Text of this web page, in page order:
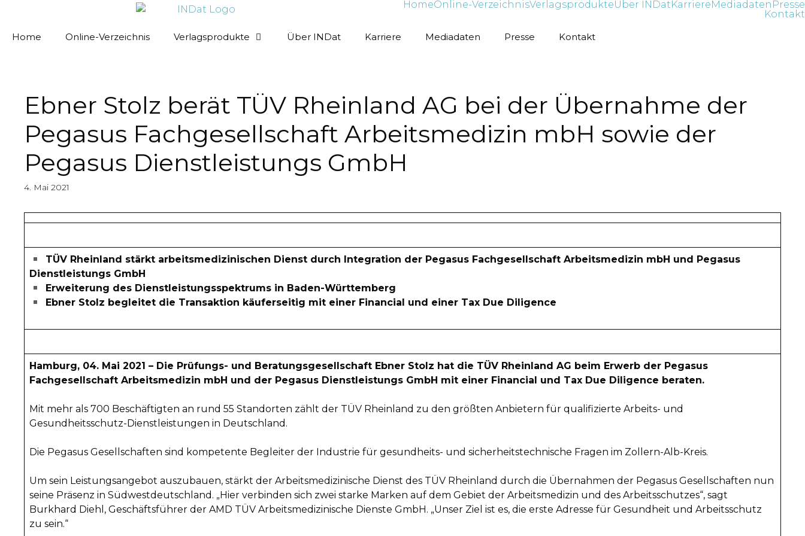
HomeOnline-VerzeichnisVerlagsprodukteÜber INDatKarriereMediadaten Presse
Kontakt
Home
Online-Verzeichnis Verlagsprodukte Über INDat Karriere Mediadaten Presse Kontakt
Ebner Stolz berät TÜV Rheinland AG bei der Übernahme der
Pegasus Fachgesellschaft Arbeitsmedizin mbH sowie der
Pegasus Dienstleistungs GmbH
4. Mai 2021
TÜV Rheinland stärkt arbeitsmedizinischen Dienst durch Integration der Pegasus Fachgesellschaft Arbeitsmedizin mbH und Pegasus
Dienstleistungs GmbH
Erweiterung des Dienstleistungsspektrums in Baden-Württemberg
Ebner Stolz begleitet die Transaktion käuferseitig mit einer Financial und einer Tax Due Diligence
Hamburg, 04. Mai 2021 – Die Prüfungs- und Beratungsgesellschaft Ebner Stolz hat die TÜV Rheinland AG beim Erwerb der Pegasus
Fachgesellschaft Arbeitsmedizin mbH und der Pegasus Dienstleistungs GmbH mit einer Financial und Tax Due Diligence beraten.
Mit mehr als 700 Beschäftigten an rund 55 Standorten zählt der TÜV Rheinland zu den größten Anbietern für qualifizierte Arbeits- und
Gesundheitsschutz-Dienstleistungen in Deutschland.
Die Pegasus Gesellschaften sind kompetente Begleiter der Industrie für gesundheits- und sicherheitstechnische Fragen im Zollern-Alb-Kreis.
Um sein Leistungsangebot auszubauen, stärkt der Arbeitsmedizinische Dienst des TÜV Rheinland durch die Übernahmen der Pegasus Gesellschaften nun
seine Präsenz in Südwestdeutschland. „Hier verbinden sich zwei starke Marken auf dem Gebiet der Arbeitsmedizin und des Arbeitsschutzes“, sagt
Burkhard Diehl, Geschäftsführer der AMD TÜV Arbeitsmedizinische Dienste GmbH. „Unser Ziel ist es, die erste Adresse für Gesundheit und Arbeitsschutz
zu sein.“